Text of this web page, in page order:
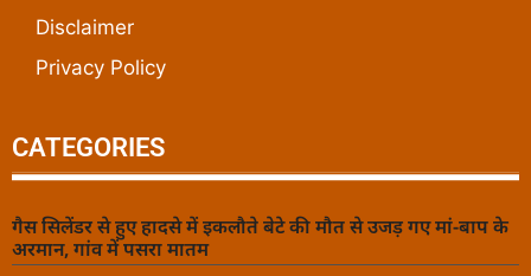
Disclaimer
Privacy Policy
CATEGORIES
गैस सिलेंडर से हुए हादसे में इकलौते बेटे की मौत से उजड़ गए मां-बाप के
अरमान, गांव में पसरा मातम